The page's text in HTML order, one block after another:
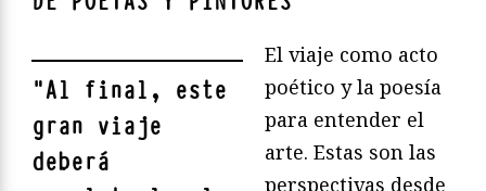
"Al final, este
gran viaje
deberá
El viaje como acto
poético y la poesía
para entender el
arte. Estas son las
perspectivas desde